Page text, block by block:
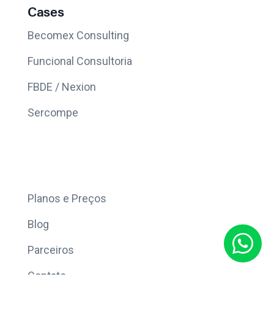
Cases
Becomex Consulting
Funcional Consultoria
FBDE / Nexion
Sercompe
Planos e Preços
Blog
Parceiros
Contato